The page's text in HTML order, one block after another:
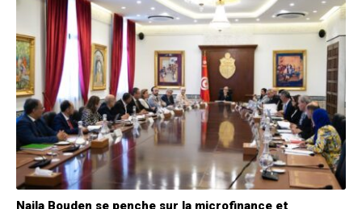
Najla Bouden se penche sur la microfinance et